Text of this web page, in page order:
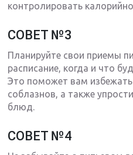
контролировать
СОВЕТ №3
Планируйте свои приемы
расписание, когда и что
Это поможет вам избежать
соблазнов, а также
блюд.
СОВЕТ №4